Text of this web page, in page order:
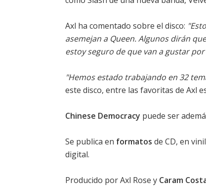
Axl ha comentado sobre el disco:
asemejan a Queen. Algunos dirán
estoy seguro de que van a gustar
"Hemos estado trabajando en 32
este disco, entre las favoritas de Axl
Chinese Democracy puede ser
Se publica en formatos de CD, en
digital.
Producido por Axl Rose y Caram